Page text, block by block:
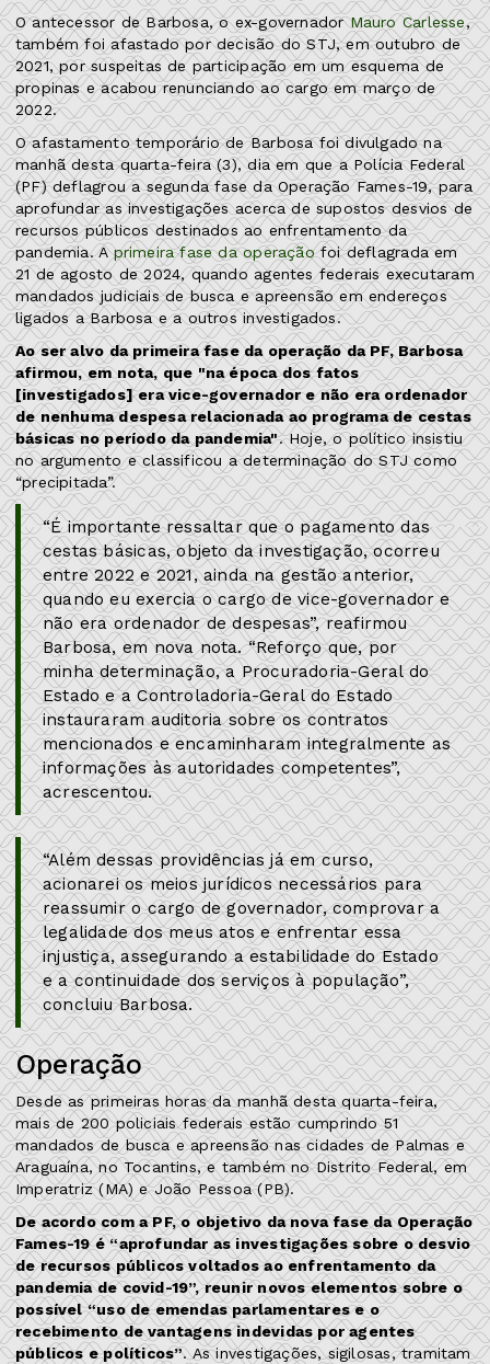
O antecessor de Barbosa, o ex-governadorMauro Carlesse,
também foi afastado por decisão do STJ, em outubro de
2021, por suspeitas de participação em um esquema de
propinas e acabou renunciando ao cargo em março de
2022.
O afastamento temporário de Barbosa foi divulgado na
manhã desta quarta-feira (3), dia em que a Polícia Federal
(PF) deflagrou a segunda fase da Operação Fames-19, para
aprofundar as investigações acerca de supostos desvios de
recursos públicos destinados ao enfrentamento da
pandemia. Aprimeira fase da operaçãofoi deflagrada em
21 de agosto de 2024, quando agentes federais executaram
mandados judiciais de busca e apreensão em endereços
ligados a Barbosa e a outros investigados.
Ao ser alvo da primeira fase da operação da PF, Barbosa
afirmou, em nota, que "na época dos fatos
[investigados] era vice-governador e não era ordenador
de nenhuma despesa relacionada ao programa de cestas
básicas no período da pandemia". Hoje, o político insistiu
no argumento e classificou a determinação do STJ como
“precipitada”.
“É importante ressaltar que o pagamento das
cestas básicas, objeto da investigação, ocorreu
entre 2022 e 2021, ainda na gestão anterior,
quando eu exercia o cargo de vice-governador e
não era ordenador de despesas”, reafirmou
Barbosa, em nova nota. “Reforço que, por
minha determinação, a Procuradoria-Geral do
Estado e a Controladoria-Geral do Estado
instauraram auditoria sobre os contratos
mencionados e encaminharam integralmente as
informações às autoridades competentes”,
acrescentou.
“Além dessas providências já em curso,
acionarei os meios jurídicos necessários para
reassumir o cargo de governador, comprovar a
legalidade dos meus atos e enfrentar essa
injustiça, assegurando a estabilidade do Estado
e a continuidade dos serviços à população”,
concluiu Barbosa.
Operação
Desde as primeiras horas da manhã desta quarta-feira,
mais de 200 policiais federais estão cumprindo 51
mandados de busca e apreensão nas cidades de Palmas e
Araguaína, no Tocantins, e também no Distrito Federal, em
Imperatriz (MA) e João Pessoa (PB).
De acordo com a PF, o objetivo da nova fase da Operação
Fames-19 é “aprofundar as investigações sobre o desvio
de recursos públicos voltados ao enfrentamento da
pandemia de covid-19”, reunir novos elementos sobre o
possível “uso de emendas parlamentares e o
recebimento de vantagens indevidas por agentes
públicos e políticos”. As investigações, sigilosas, tramitam